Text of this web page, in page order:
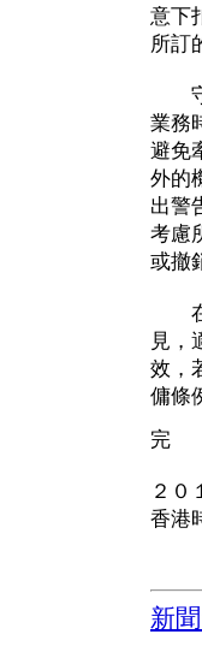
意下
所訂
守
業務
避免
外的
出警
考慮
或撤
在
見，
效，
傭條
完
２０
香港
新